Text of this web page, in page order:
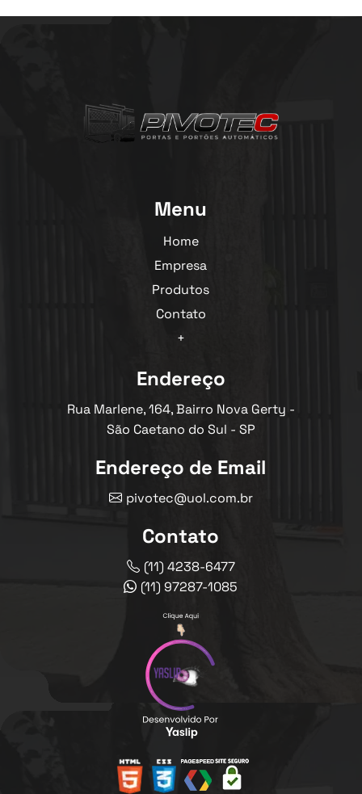
Menu
Home
Empresa
Produtos
Contato
+
Endereço
Rua Marlene, 164, Bairro Nova Gerty -
São Caetano do Sul - SP
Endereço de Email
pivotec@uol.com.br
Contato
(11) 4238-6477
(11) 97287-1085